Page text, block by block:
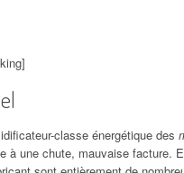
classe énergétique des
à une chute, mauvaise facture.